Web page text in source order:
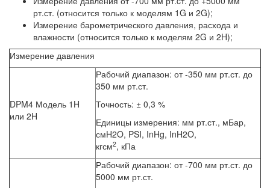
рт.ст. (относится только к моделям 1G и 2G);
Измерение барометрического давления, расхода и
влажности (относится только к моделям 2G и 2H);
Измерение давления
DPM4 Модель 1H
или 2H
Рабочий диапазон: от -350 мм рт.ст. до
350 мм рт.ст.
Точность: ± 0,3 %
Единицы измерения: мм рт.ст., мБар,
смH2O, PSI, InHg, InH2O,
кгсм2, кПа
Рабочий диапазон: от -700 мм рт.ст. до
5000 мм рт.ст.